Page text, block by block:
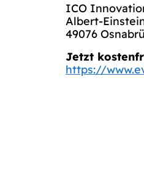
ICO
Albert-
49076
Jetzt
https://